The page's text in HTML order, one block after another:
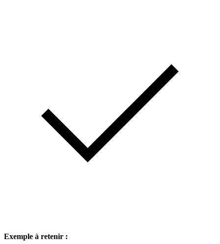
Exemple à retenir :